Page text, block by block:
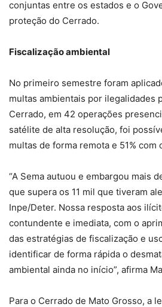
conjuntas entre os estados e o
proteção do Cerrado.
Fiscalização ambiental
No primeiro semestre foram
multas ambientais por ilegalidades
Cerrado, em 42 operações
satélite de alta resolução, foi
multas de forma remota e 51% com
“A Sema autuou e embargou mais
que supera os 11 mil que tiveram
Inpe/Deter. Nossa resposta aos
contundente e imediata, com o
das estratégias de fiscalização e
identificar de forma rápida o
ambiental ainda no início”, afirma
Para o Cerrado de Mato Grosso, a